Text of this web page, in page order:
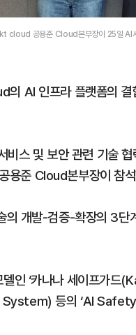
cloud 공용준 Cloud본부장이 25일 AI
AI 인프라 플랫폼의 결
스 및 보안 관련 기술
용준 Cloud본부장이 참
의 개발-검증-확장의 3단
인 ‘카나나 세이프가
등의 ‘AI